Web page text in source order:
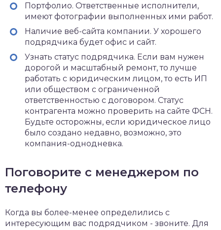
Портфолио. Ответственные исполнители,
имеют фотографии выполненных ими работ.
Наличие веб-сайта компании. У хорошего
подрядчика будет офис и сайт.
Узнать статус подрядчика. Если вам нужен
дорогой и масштабный ремонт, то лучше
работать с юридическим лицом, то есть ИП
или обществом с ограниченной
ответственностью с договором. Статус
контрагента можно проверить на сайте ФСН.
Будьте осторожны, если юридическое лицо
было создано недавно, возможно, это
компания-однодневка.
Поговорите с менеджером по
телефону
Когда вы более-менее определились с
интересующим вас подрядчиком - звоните. Для